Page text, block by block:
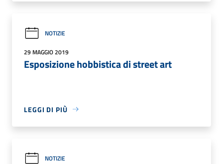
NOTIZIE
29 MAGGIO 2019
Esposizione hobbistica di street art
LEGGI DI PIÙ
NOTIZIE